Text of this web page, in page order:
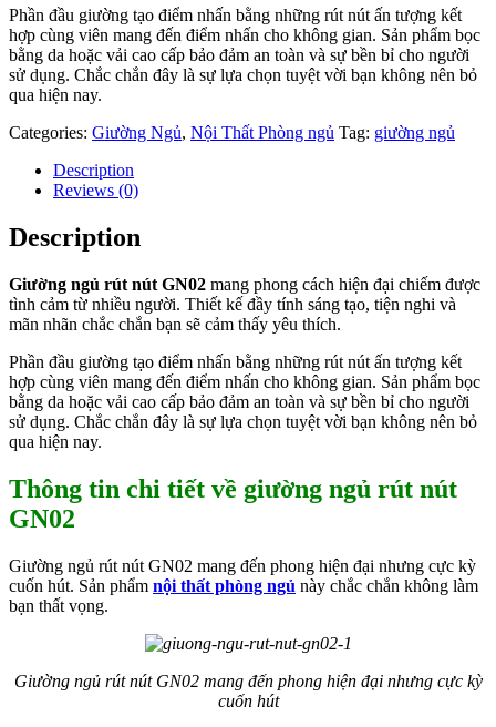
Phần đầu giường tạo điểm nhấn bằng những rút nút ấn tượng kết
hợp cùng viên mang đến điểm nhấn cho không gian. Sản phẩm bọc
bằng da hoặc vải cao cấp bảo đảm an toàn và sự bền bỉ cho người
sử dụng. Chắc chắn đây là sự lựa chọn tuyệt vời bạn không nên bỏ
qua hiện nay.
Categories: Giường Ngủ, Nội Thất Phòng ngủ Tag: giường ngủ
Description
Reviews (0)
Description
Giường ngủ rút nút GN02 mang phong cách hiện đại chiếm được
tình cảm từ nhiều người. Thiết kế đầy tính sáng tạo, tiện nghi và
mãn nhãn chắc chắn bạn sẽ cảm thấy yêu thích.
Phần đầu giường tạo điểm nhấn bằng những rút nút ấn tượng kết
hợp cùng viên mang đến điểm nhấn cho không gian. Sản phẩm bọc
bằng da hoặc vải cao cấp bảo đảm an toàn và sự bền bỉ cho người
sử dụng. Chắc chắn đây là sự lựa chọn tuyệt vời bạn không nên bỏ
qua hiện nay.
Thông tin chi tiết về giường ngủ rút nút
GN02
Giường ngủ rút nút GN02 mang đến phong hiện đại nhưng cực kỳ
cuốn hút. Sản phẩm nội thất phòng ngủ này chắc chắn không làm
bạn thất vọng.
Giường ngủ rút nút GN02 mang đến phong hiện đại nhưng cực kỳ
cuốn hút